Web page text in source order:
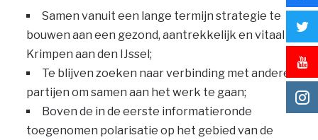
Samen vanuit een lange termijn strategie te
bouwen aan een gezond, aantrekkelijk en vitaal
Krimpen aan den IJssel;
Te blijven zoeken naar verbinding met andere
partijen om samen aan het werk te gaan;
Boven de in de eerste informatieronde
toegenomen polarisatie op het gebied van de